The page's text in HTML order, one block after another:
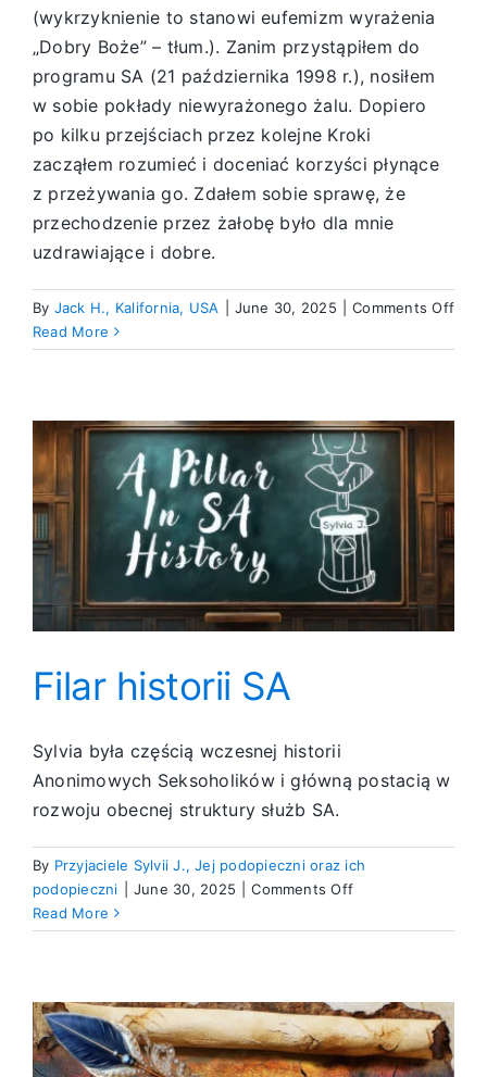
(wykrzyknienie to stanowi eufemizm wyrażenia
„Dobry Boże” – tłum.). Zanim przystąpiłem do
programu SA (21 października 1998 r.), nosiłem
w sobie pokłady niewyrażonego żalu. Dopiero
po kilku przejściach przez kolejne Kroki
zacząłem rozumieć i doceniać korzyści płynące
z przeżywania go. Zdałem sobie sprawę, że
przechodzenie przez żałobę było dla mnie
uzdrawiające i dobre.
By Jack H., Kalifornia, USA June 30, 2025 Comments Offon
Read More
Filar historii SA
Sylvia była częścią wczesnej historii
Anonimowych Seksoholików i główną postacią w
rozwoju obecnej struktury służb SA.
By Przyjaciele Sylvii J., Jej podopieczni oraz ich
podopieczni
June 30, 2025 Comments Offon
historii
Read More